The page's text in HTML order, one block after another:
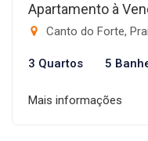
Apartamento à
Canto do Forte,
3 Quartos 5
Mais informações